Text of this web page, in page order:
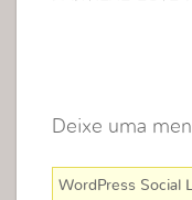
Deixe uma
WordPress Social